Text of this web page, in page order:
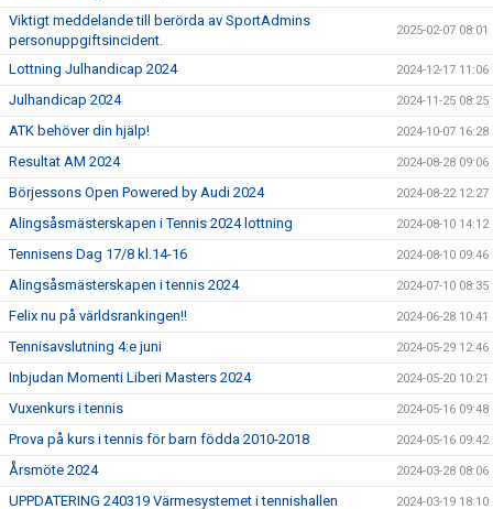
Viktigt meddelande till berörda av SportAdmins
personuppgiftsincident.
2025-02-07 08:01
Lottning Julhandicap 2024 2024-12-17 11:06
Julhandicap 2024 2024-11-25 08:25
ATK behöver din hjälp! 2024-10-07 16:28
Resultat AM 2024 2024-08-28 09:06
Börjessons Open Powered by Audi 2024 2024-08-22 12:27
Alingsåsmästerskapen i Tennis 2024 lottning 2024-08-10 14:12
Tennisens Dag 17/8 kl.14-16 2024-08-10 09:46
Alingsåsmästerskapen i tennis 2024 2024-07-10 08:35
Felix nu på världsrankingen!! 2024-06-28 10:41
Tennisavslutning 4:e juni 2024-05-29 12:46
Inbjudan Momenti Liberi Masters 2024 2024-05-20 10:21
Vuxenkurs i tennis 2024-05-16 09:48
Prova på kurs i tennis för barn födda 2010-2018 2024-05-16 09:42
Årsmöte 2024 2024-03-28 08:06
UPPDATERING 240319 Värmesystemet i tennishallen 2024-03-19 18:10